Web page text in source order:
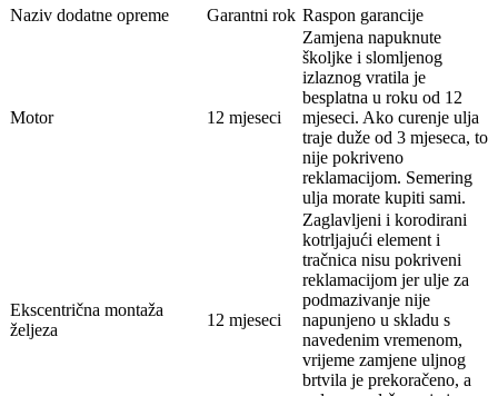
Naziv dodatne opreme Garantni rok Raspon garancije
Motor 12 mjeseci
Zamjena napuknute
školjke i slomljenog
izlaznog vratila je
besplatna u roku od 12
mjeseci. Ako curenje ulja
traje duže od 3 mjeseca, to
nije pokriveno
reklamacijom. Semering
ulja morate kupiti sami.
Ekscentrična montaža
željeza
12 mjeseci
Zaglavljeni i korodirani
kotrljajući element i
tračnica nisu pokriveni
reklamacijom jer ulje za
podmazivanje nije
napunjeno u skladu s
navedenim vremenom,
vrijeme zamjene uljnog
brtvila je prekoračeno, a